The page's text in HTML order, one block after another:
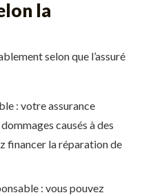
la
selon que l’assuré
: votre assurance
causés à des
financer la réparation de
: vous pouvez